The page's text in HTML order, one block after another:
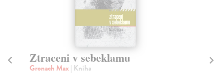
Ztraceni v sebeklamu
Gronach Max | Kniha